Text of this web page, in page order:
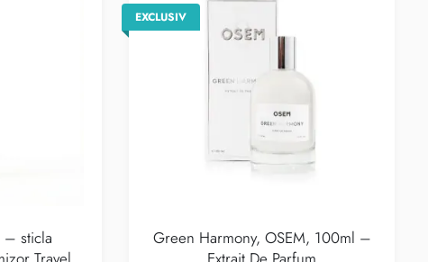
– sticla
EXCLUSIV
Green Harmony, OSEM, 100ml –